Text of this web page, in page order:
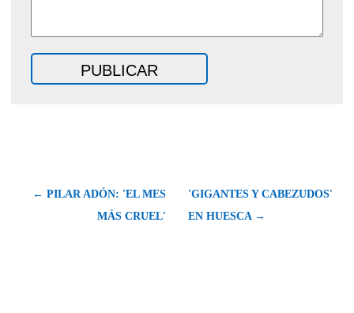
← PILAR ADÓN: 'EL MES
MÁS CRUEL'
'GIGANTES Y CABEZUDOS'
EN HUESCA →